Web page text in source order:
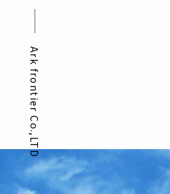
Ark frontier Co.,LTD